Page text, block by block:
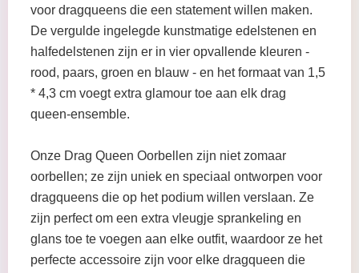
voor dragqueens die een statement willen maken.
De vergulde ingelegde kunstmatige edelstenen en
halfedelstenen zijn er in vier opvallende kleuren -
rood, paars, groen en blauw - en het formaat van 1,5
* 4,3 cm voegt extra glamour toe aan elk drag
queen-ensemble.
Onze Drag Queen Oorbellen zijn niet zomaar
oorbellen; ze zijn uniek en speciaal ontworpen voor
dragqueens die op het podium willen verslaan. Ze
zijn perfect om een extra vleugje sprankeling en
glans toe te voegen aan elke outfit, waardoor ze het
perfecte accessoire zijn voor elke dragqueen die